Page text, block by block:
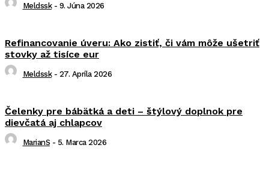
Meldssk - 9. Júna 2026
Refinancovanie úveru: Ako zistiť, či vám môže ušetriť
stovky až tisíce eur
Meldssk - 27. Apríla 2026
Čelenky pre bábätká a deti – štýlový doplnok pre
dievčatá aj chlapcov
MarianS - 5. Marca 2026